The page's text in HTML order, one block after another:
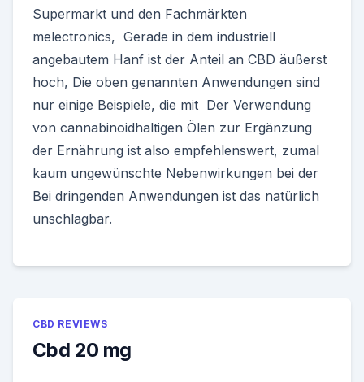
Supermarkt und den Fachmärkten
melectronics, Gerade in dem industriell
angebautem Hanf ist der Anteil an CBD äußerst
hoch, Die oben genannten Anwendungen sind
nur einige Beispiele, die mit Der Verwendung
von cannabinoidhaltigen Ölen zur Ergänzung
der Ernährung ist also empfehlenswert, zumal
kaum ungewünschte Nebenwirkungen bei der
Bei dringenden Anwendungen ist das natürlich
unschlagbar.
CBD REVIEWS
Cbd 20 mg